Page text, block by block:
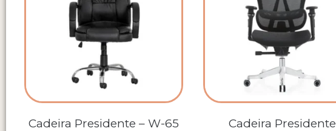
Cadeira Presidente – W-65
Cadeira Presidente